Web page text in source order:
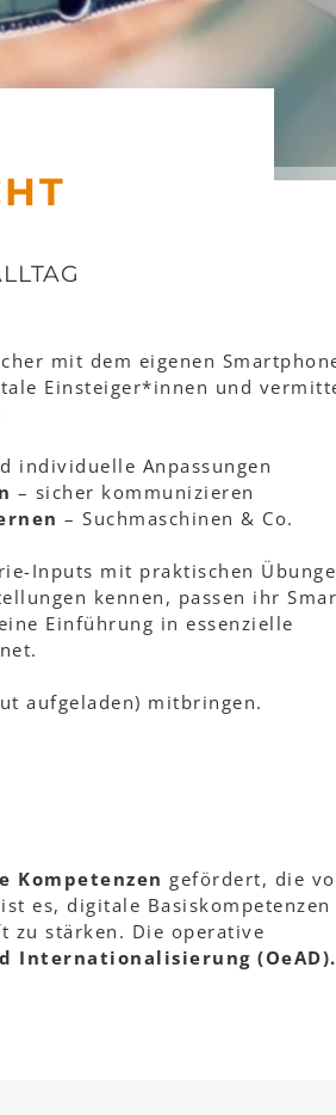
mit dem eigenen
Einsteiger*innen und
individuelle Anpassungen
– sicher kommunizieren
– Suchmaschinen & Co.
Inputs mit praktischen
kennen, passen ihr
Einführung in essenzielle
aufgeladen) mitbringen.
gefördert, die
es, digitale Basiskompetenzen
zu stärken. Die operative
Internationalisierung (OeAD).